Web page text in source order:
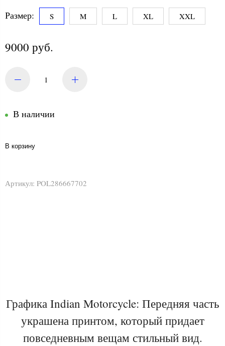
Размер: S M L XL XXL
9000 руб.
В наличии
В корзину
Артикул: POL286667702
Графика Indian Motorcycle: Передняя часть
украшена принтом, который придает
повседневным вещам стильный вид.